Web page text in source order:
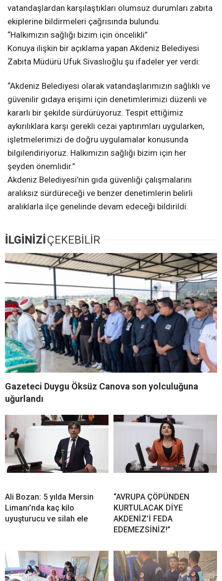
vatandaşlardan karşılaştıkları olumsuz durumları zabıta
ekiplerine bildirmeleri çağrısında bulundu.
“Halkımızın sağlığı bizim için öncelikli”
Konuya ilişkin bir açıklama yapan Akdeniz Belediyesi
Zabıta Müdürü Ufuk Sivaslıoğlu şu ifadeler yer verdi:
“Akdeniz Belediyesi olarak vatandaşlarımızın sağlıklı ve
güvenilir gıdaya erişimi için denetimlerimizi düzenli ve
kararlı bir şekilde sürdürüyoruz. Tespit ettiğimiz
aykırılıklara karşı gerekli cezai yaptırımları uygularken,
işletmelerimizi de doğru uygulamalar konusunda
bilgilendiriyoruz. Halkımızın sağlığı bizim için her
şeyden önemlidir.”
Akdeniz Belediyesi’nin gıda güvenliği çalışmalarını
aralıksız sürdüreceği ve benzer denetimlerin belirli
aralıklarla ilçe genelinde devam edeceği bildirildi.
İLGİNİZİÇEKEBİLİR
Gazeteci Duygu Öksüz Canova son yolculuğuna
uğurlandı
Ali Bozan: 5 yılda Mersin
Limanı’nda kaç kilo
uyuşturucu ve silah ele
“AVRUPA ÇÖPÜNDEN
KURTULACAK DİYE
AKDENİZ’İ FEDA
EDEMEZSİNİZ!”